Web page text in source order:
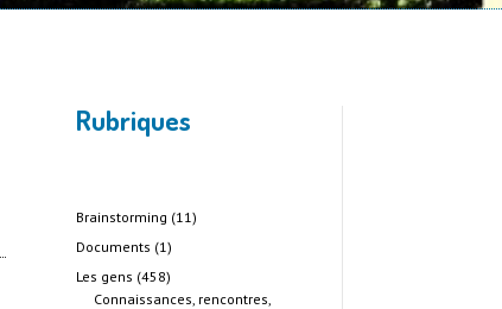
Rubriques
Brainstorming (11)
Documents (1)
Les gens (458)
Connaissances, rencontres,